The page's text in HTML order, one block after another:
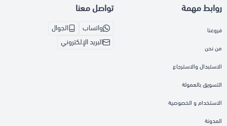
روابط مهمة
فروعنا
من نحن
الاستبدال والاسترجاع
التسويق بالعمولة
الاستخدام و الخصوصية
المدونة
تواصل معنا
واتساب
الجوال
البريد الإلكتروني